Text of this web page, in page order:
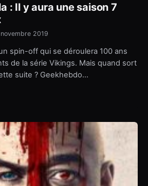
: Il y aura une saison 7
2019
spin-off qui se déroulera 100 ans
de la série Vikings. Mais quand sort
suite ? Geekhebdo…